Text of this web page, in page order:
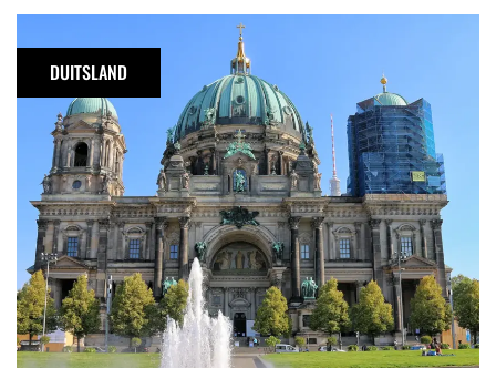
naar
Berlijn?
Tips
voor
een
stedentrip
DUITSLAND